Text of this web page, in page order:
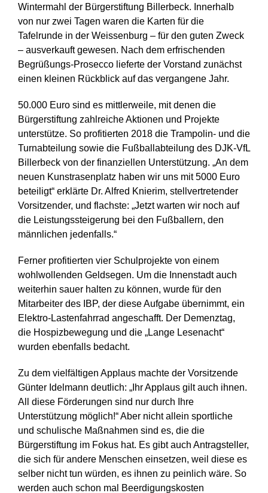
Wintermahl der Bürgerstiftung Billerbeck. Innerhalb
von nur zwei Tagen waren die Karten für die
Tafelrunde in der Weissenburg – für den guten Zweck
– ausverkauft gewesen. Nach dem erfrischenden
Begrüßungs-Prosecco lieferte der Vorstand zunächst
einen kleinen Rückblick auf das vergangene Jahr.
50.000 Euro sind es mittlerweile, mit denen die
Bürgerstiftung zahlreiche Aktionen und Projekte
unterstütze. So profitierten 2018 die Trampolin- und die
Turnabteilung sowie die Fußballabteilung des DJK-VfL
Billerbeck von der finanziellen Unterstützung. „An dem
neuen Kunstrasenplatz haben wir uns mit 5000 Euro
beteiligt“ erklärte Dr. Alfred Knierim, stellvertretender
Vorsitzender, und flachste: „Jetzt warten wir noch auf
die Leistungssteigerung bei den Fußballern, den
männlichen jedenfalls.“
Ferner profitierten vier Schulprojekte von einem
wohlwollenden Geldsegen. Um die Innenstadt auch
weiterhin sauer halten zu können, wurde für den
Mitarbeiter des IBP, der diese Aufgabe übernimmt, ein
Elektro-Lastenfahrrad angeschafft. Der Demenztag,
die Hospizbewegung und die „Lange Lesenacht“
wurden ebenfalls bedacht.
Zu dem vielfältigen Applaus machte der Vorsitzende
Günter Idelmann deutlich: „Ihr Applaus gilt auch ihnen.
All diese Förderungen sind nur durch Ihre
Unterstützung möglich!“ Aber nicht allein sportliche
und schulische Maßnahmen sind es, die die
Bürgerstiftung im Fokus hat. Es gibt auch Antragsteller,
die sich für andere Menschen einsetzen, weil diese es
selber nicht tun würden, es ihnen zu peinlich wäre. So
werden auch schon mal Beerdigungskosten